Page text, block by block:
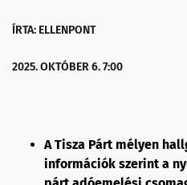
ÍRTA: ELLENPONT
2025. OKTÓBER 6. 7:00
A Tisza Párt mélyen
információk szerint a